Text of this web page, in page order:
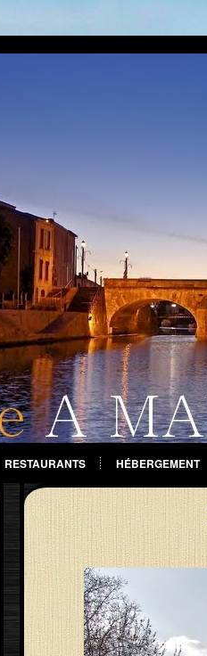
RESTAURANTS HÉBERGEMENT